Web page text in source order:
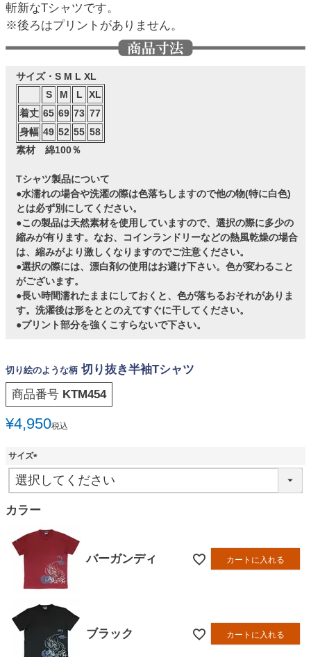
斬新なTシャツです。
※後ろはプリントがありません。
サイズ・S M L XL
S
M L
XL
着丈 65 69 73 77
身幅 49 52 55 58
素材 綿100％
Tシャツ製品について
●水濡れの場合や洗濯の際は色落ちしますので他の物(特に白色)
とは必ず別にしてください。
●この製品は天然素材を使用していますので、選択の際に多少の
縮みが有ります。なお、コインランドリーなどの熱風乾燥の場合
は、縮みがより激しくなりますのでご注意ください。
●選択の際には、漂白剤の使用はお避け下さい。色が変わること
がございます。
●長い時間濡れたままにしておくと、色が落ちるおそれがありま
す。洗濯後は形をととのえてすぐに干してください。
●プリント部分を強くこすらないで下さい。
切り絵のような柄 切り抜き半袖Tシャツ
商品番号 KTM454
¥4,950税込
サイズ
(
必
須
)
カラー
バーガンディ カートに入れる
ブラック カートに入れる